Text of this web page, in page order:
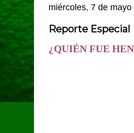
miércoles, 7 de
Reporte Especial
¿QUIÉN FUE